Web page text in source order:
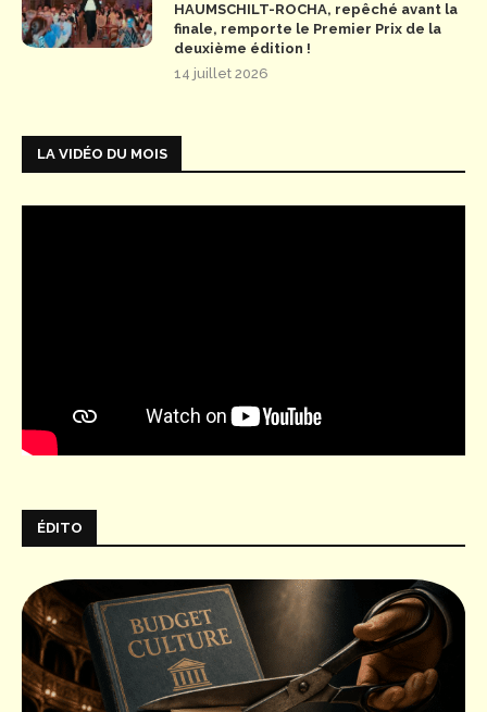
HAUMSCHILT-ROCHA, repêché avant la
finale, remporte le Premier Prix de la
deuxième édition !
14 juillet 2026
LA VIDÉO DU MOIS
ÉDITO